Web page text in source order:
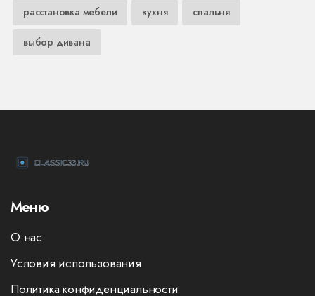
расстановка мебели кухня спальня
выбор дивана
Меню
О нас
Условия использования
Политика конфиденциальности